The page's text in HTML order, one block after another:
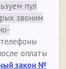
пул
звоним
оплаты
закон №